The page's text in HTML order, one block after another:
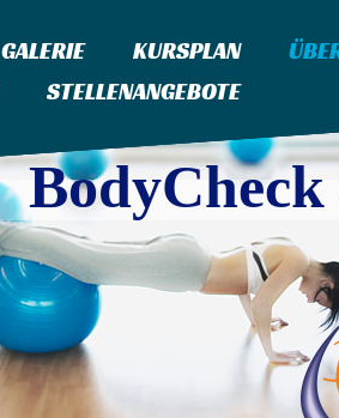
GALERIE KURSPLAN
STELLENANGEBOTE